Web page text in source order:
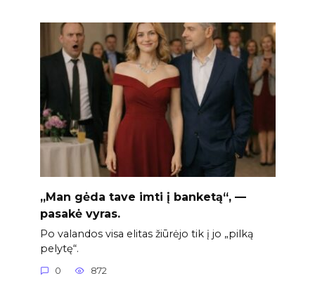
„Man gėda tave imti į banketą“, —
pasakė vyras.
Po valandos visa elitas žiūrėjo tik į jo „pilką
pelytę“.
0 872